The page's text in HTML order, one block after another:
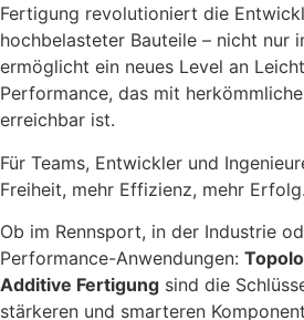
Fertigung revolutioniert die
hochbelasteter Bauteile – nicht nur
ermöglicht ein neues Level an
Performance, das mit
erreichbar ist.
Für Teams, Entwickler und
Freiheit, mehr Effizienz, mehr Erfolg.
Ob im Rennsport, in der Industrie
Performance-Anwendungen:
Additive Fertigung sind die
stärkeren und smarteren